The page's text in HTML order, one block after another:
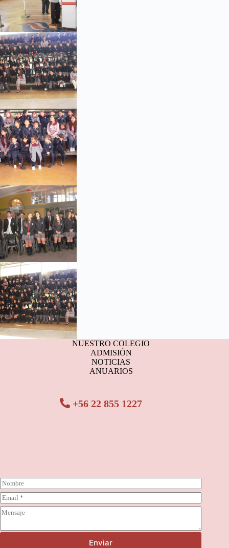
NUESTRO COLEGIO
ADMISIÓN
NOTICIAS
ANUARIOS
+56 22 855 1227
N
o
m
b
r
*
C
o
r
e
C
Enviar